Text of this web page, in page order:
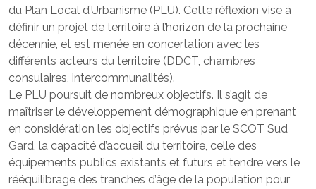
du Plan Local d’Urbanisme (PLU). Cette réflexion vise à
définir un projet de territoire à l’horizon de la prochaine
décennie, et est menée en concertation avec les
différents acteurs du territoire (DDCT, chambres
consulaires, intercommunalités).
Le PLU poursuit de nombreux objectifs. Il s’agit de
maîtriser le développement démographique en prenant
en considération les objectifs prévus par le SCOT Sud
Gard, la capacité d’accueil du territoire, celle des
équipements publics existants et futurs et tendre vers le
rééquilibrage des tranches d’âge de la population pour